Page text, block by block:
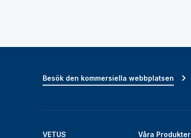
VETUS Våra Produkter
Besök den kommersiella webbplatsen